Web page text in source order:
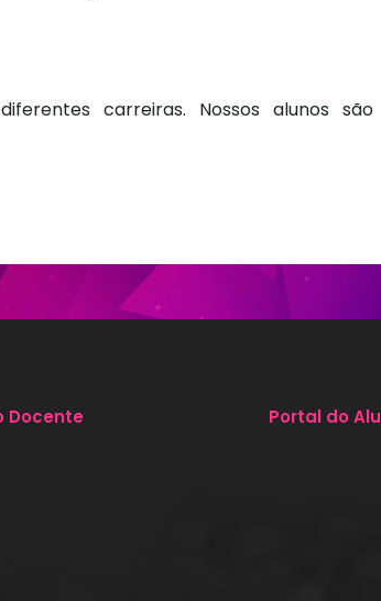
carreiras. Nossos alunos são
Docente Portal do